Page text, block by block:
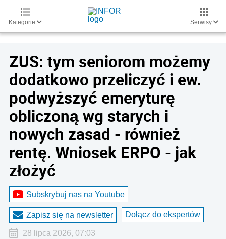
Kategorie Serwisy
ZUS: tym seniorom możemy
dodatkowo przeliczyć i ew.
podwyższyć emeryturę
obliczoną wg starych i
nowych zasad - również
rentę. Wniosek ERPO - jak
złożyć
Subskrybuj nas na Youtube
Zapisz się na newsletter Dołącz do ekspertów
28 lipca 2026, 07:03